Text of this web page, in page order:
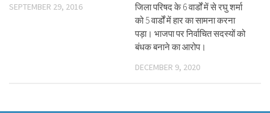
SEPTEMBER 29, 2016
जिला परिषद के 6 वार्डों में से रघु शर्मा
को 5 वार्डों में हार का सामना करना
पड़ा। भाजपा पर निर्वाचित सदस्यों को
बंधक बनाने का आरोप।
DECEMBER 9, 2020